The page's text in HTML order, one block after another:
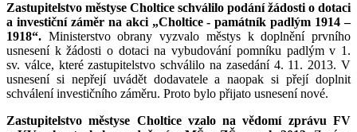
Zastupitelstvo městyse Choltice schválilo podání žádosti o dotaci
a investiční záměr na akci „Choltice - památník padlým 1914 –
1918“. Ministerstvo obrany vyzvalo městys k doplnění prvního
usnesení k žádosti o dotaci na vybudování pomníku padlým v 1.
sv. válce, které zastupitelstvo schválilo na zasedání 4. 11. 2013. V
usnesení si nepřejí uvádět dodavatele a naopak si přejí doplnit
schválení investičního záměru. Proto bylo přijato usnesení nové.
Zastupitelstvo městyse Choltice vzalo na vědomí zprávu FV